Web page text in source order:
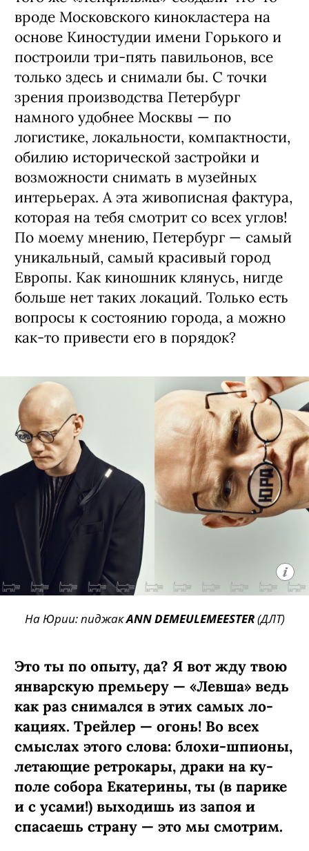
вро­де Московского кинокластера на
основе Киностудии имени Горького и
построили три-пять павильонов, все
только здесь и снимали бы. С точки
зрения произ­водства Петербург
намного удобнее Мо­сквы — по
логистике, локальности, компактности,
обилию исторической за­стройки и
возможности снимать в музей­ных
интерьерах. А эта живописная факту­ра,
которая на тебя смотрит со всех углов!
По моему мнению, Петербург — самый
уникальный, самый красивый город
Евро­пы. Как киношник клянусь, нигде
больше нет таких локаций. Только есть
во­просы к состоянию горо­да, а можно
как-то приве­сти его в порядок?
На Юрии: пиджакANN DEMEULEMEESTER(ДЛТ)
Это ты по опыту, да? Я вот жду твою
январскую премьеру — «Левша» ведь
как раз снимался в этих самых ло­
кациях. Трейлер — огонь! Во всех
смыслах этого слова: блохи-шпионы,
летающие ретрокары, драки на ку­
поле собора Екатерины, ты (в парике
и с усами!) выходишь из запоя и
спаса­ешь страну — это мы смотрим.